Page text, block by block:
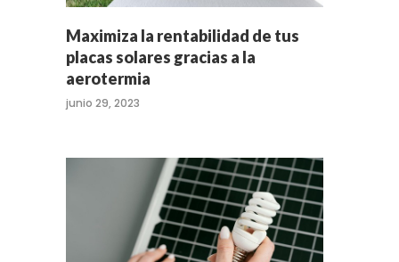
Maximiza la rentabilidad de tus
placas solares gracias a la
aerotermia
junio 29, 2023